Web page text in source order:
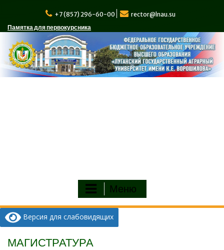
содержимому
+7 (857) 296-60-00
rector@lnau.su
Памятка для первокурсника
Меню
Версия для слабовидящих
МАГИСТРАТУРА